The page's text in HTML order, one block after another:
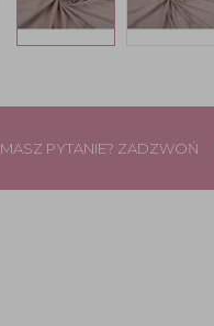
MASZ PYTANIE? ZADZWOŃ